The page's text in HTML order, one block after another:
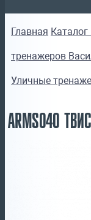
Главная
тренажеров
Уличные
ARMS040